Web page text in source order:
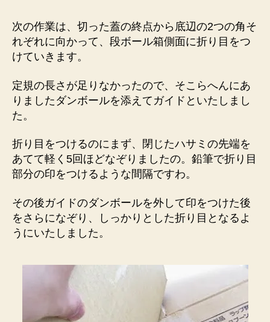
次の作業は、切った蓋の終点から底辺の2つの角そ
れぞれに向かって、段ボール箱側面に折り目をつ
けていきます。
定規の長さが足りなかったので、そこらへんにあ
りましたダンボールを添えてガイドといたしまし
た。
折り目をつけるのにまず、閉じたハサミの先端を
あてて軽く5回ほどなぞりましたの。鉛筆で折り目
部分の印をつけるような間隔ですわ。
その後ガイドのダンボールを外して印をつけた後
をさらになぞり、しっかりとした折り目となるよ
うにいたしました。